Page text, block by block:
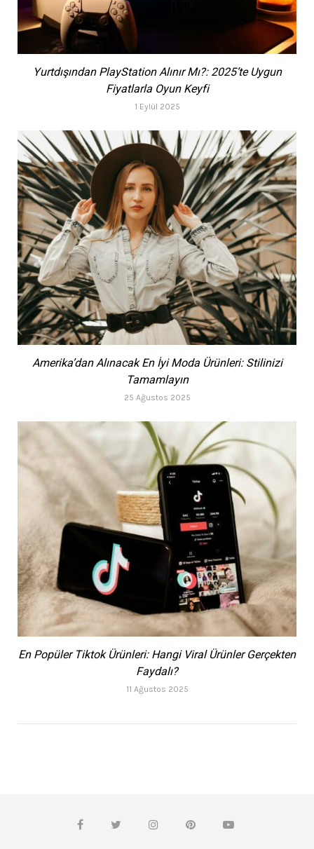
Yurtdışından PlayStation Alınır Mı?: 2025’te Uygun
Fiyatlarla Oyun Keyfi
1 Eylül 2025
Amerika’dan Alınacak En İyi Moda Ürünleri: Stilinizi
Tamamlayın
25 Ağustos 2025
En Popüler Tiktok Ürünleri: Hangi Viral Ürünler Gerçekten
Faydalı?
11 Ağustos 2025